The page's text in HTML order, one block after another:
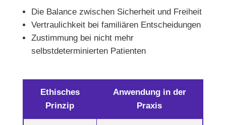
Die Balance zwischen Sicherheit und Freiheit
Vertraulichkeit bei familiären Entscheidungen
Zustimmung bei nicht mehr
selbstdeterminierten Patienten
Ethisches
Prinzip
Anwendung in der
Praxis